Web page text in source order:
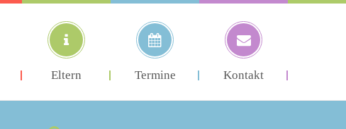
Eltern Termine Kontakt